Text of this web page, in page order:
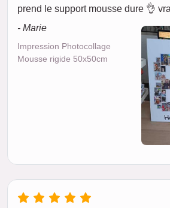
prend le support mousse dure 👌
- Marie
Impression Photocollage
Mousse rigide 50x50cm